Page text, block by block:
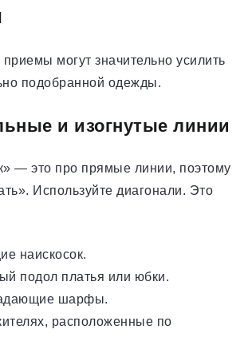
могут значительно усилить
подобранной одежды.
и изогнутые линии
— это про прямые линии, поэтому
Используйте диагонали. Это
наискосок.
подол платья или юбки.
шарфы.
расположенные по